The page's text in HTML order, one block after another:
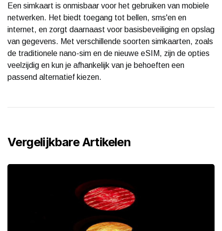
Een simkaart is onmisbaar voor het gebruiken van mobiele
netwerken. Het biedt toegang tot bellen, sms'en en
internet, en zorgt daarnaast voor basisbeveiliging en opslag
van gegevens. Met verschillende soorten simkaarten, zoals
de traditionele nano-sim en de nieuwe eSIM, zijn de opties
veelzijdig en kun je afhankelijk van je behoeften een
passend alternatief kiezen.
Vergelijkbare Artikelen